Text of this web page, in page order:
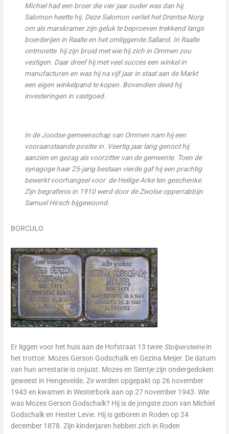
Michiel had een broer die vier jaar ouder was dan hij.
Salomon heette hij. Deze Salomon verliet het Drentse Norg
om als marskramer zijn geluk te beproeven trekkend langs
boerderijen in Raalte en het omliggende Salland. In Raalte
ontmoette hij zijn bruid met wie hij zich in Ommen zou
vestigen. Daar dreef hij met veel succes een winkel in
manufacturen en was hij na vijf jaar in staat aan de Markt
een eigen winkelpand te kopen. Bovendien deed hij
investeringen in vastgoed.
In de Joodse gemeenschap van Ommen nam hij een
vooraanstaande positie in. Veertig jaar lang genoot hij
aanzien en gezag als voorzitter van de gemeente. Toen de
synagoge haar 25-jarig bestaan vierde gaf hij een prachtig
bewerkt voorhangsel voor de Heilige Arke ten geschenke.
Zijn begrafenis in 1910 werd door de Zwolse opperrabbijn
Samuel Hirsch bijgewoond.
BORCULO
Er liggen voor het huis aan de Hofstraat 13 twee Stolpersteinein
het trottoir. Mozes Gerson Godschalk en Gezina Meijer. De datum
van hun arrestatie is onjuist. Mozes en Sientje zijn ondergedoken
geweest in Hengevelde. Ze werden opgepakt op 26 november
1943 en kwamen in Westerbork aan op 27 november 1943. Wie
was Mozes Gerson Godschalk? Hij is de jongste zoon van Michiel
Godschalk en Hester Levie. Hij is geboren in Roden op 24
december 1878. Zijn kinderjaren hebben zich in Roden